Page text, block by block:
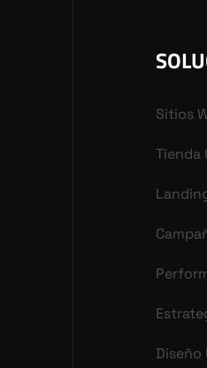
Sitios
Tienda
Diseño